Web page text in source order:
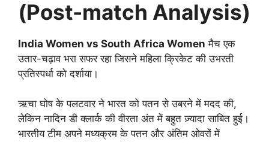
(Post-match Analysis)
India Women vs South Africa Women मैच एक
उतार-चढ़ाव भरा सफर रहा जिसने महिला क्रिकेट की उभरती
प्रतिस्पर्धा को दर्शाया।
ऋचा घोष के पलटवार ने भारत को पतन से उबरने में मदद की,
लेकिन नादिन डी क्लार्क की वीरता अंत में बहुत ज़्यादा साबित हुई।
भारतीय टीम अपने मध्यक्रम के पतन और अंतिम ओवरों में